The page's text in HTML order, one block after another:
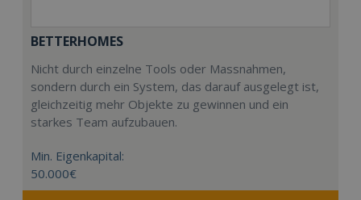
BETTERHOMES
Nicht durch einzelne Tools oder Massnahmen,
sondern durch ein System, das darauf ausgelegt ist,
gleichzeitig mehr Objekte zu gewinnen und ein
starkes Team aufzubauen.
Min. Eigenkapital:
50.000€